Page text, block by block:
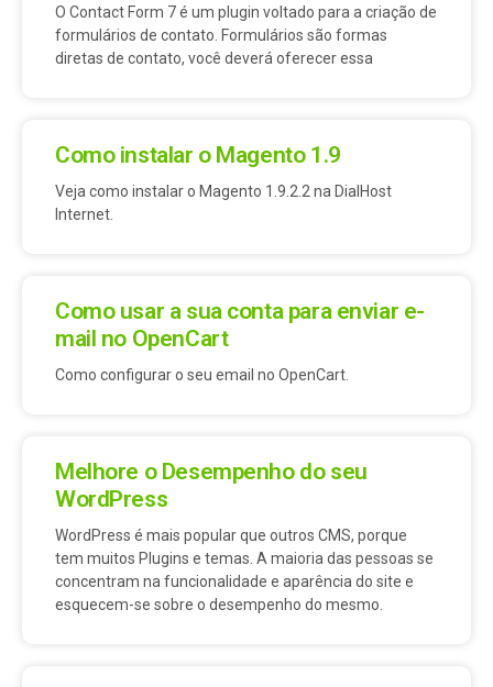
O Contact Form 7 é um plugin voltado para a criação de
formulários de contato. Formulários são formas
diretas de contato, você deverá oferecer essa
Como instalar o Magento 1.9
Veja como instalar o Magento 1.9.2.2 na DialHost
Internet.
Como usar a sua conta para enviar e-
mail no OpenCart
Como configurar o seu email no OpenCart.
Melhore o Desempenho do seu
WordPress
WordPress é mais popular que outros CMS, porque
tem muitos Plugins e temas. A maioria das pessoas se
concentram na funcionalidade e aparência do site e
esquecem-se sobre o desempenho do mesmo.